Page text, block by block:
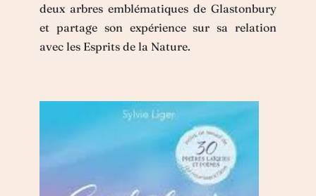
deux arbres emblématiques de Glastonbury
et partage son expérience sur sa relation
avec les Esprits de la Nature.